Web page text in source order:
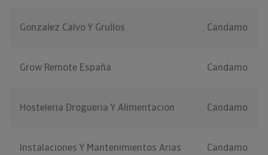
Gonzalez Calvo Y Grullos Candamo
Grow Remote España Candamo
Hosteleria Drogueria Y Alimentacion Candamo
Instalaciones Y Mantenimientos Arias Candamo